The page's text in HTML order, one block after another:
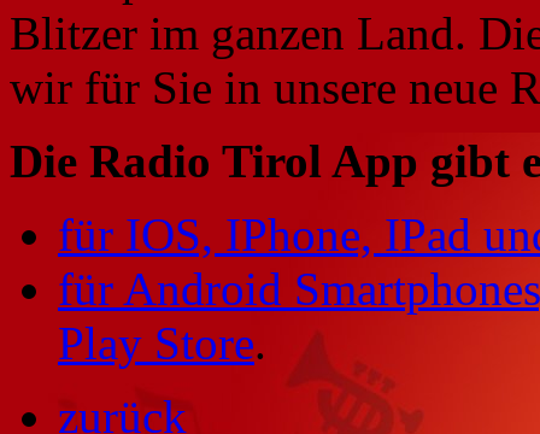
Blitzer im ganzen Land.
wir für Sie in unsere neue
Die Radio Tirol App gibt
für IOS, IPhone, IPad
für Android
Play Store.
zurück